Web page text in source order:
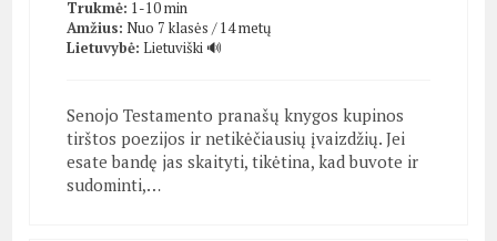
Trukmė: 1-10 min
Amžius: Nuo 7 klasės / 14 metų
Lietuvybė: Lietuviški 🔊
Senojo Testamento pranašų knygos kupinos
tirštos poezijos ir netikėčiausių įvaizdžių. Jei
esate bandę jas skaityti, tikėtina, kad buvote ir
sudominti,…